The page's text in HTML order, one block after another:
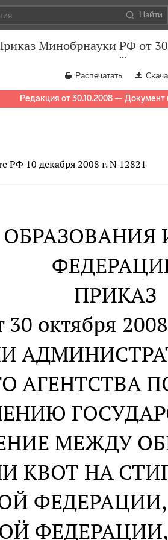
Найти
Минобрнауки РФ от
Распечатать
Редакция от 30.10.2008 — Документ
РФ 10 декабря 2008 г. N 12821
ПРИКАЗ
30 октября
АГЕНТСТВА
МЕЖДУ
КВОТ НА